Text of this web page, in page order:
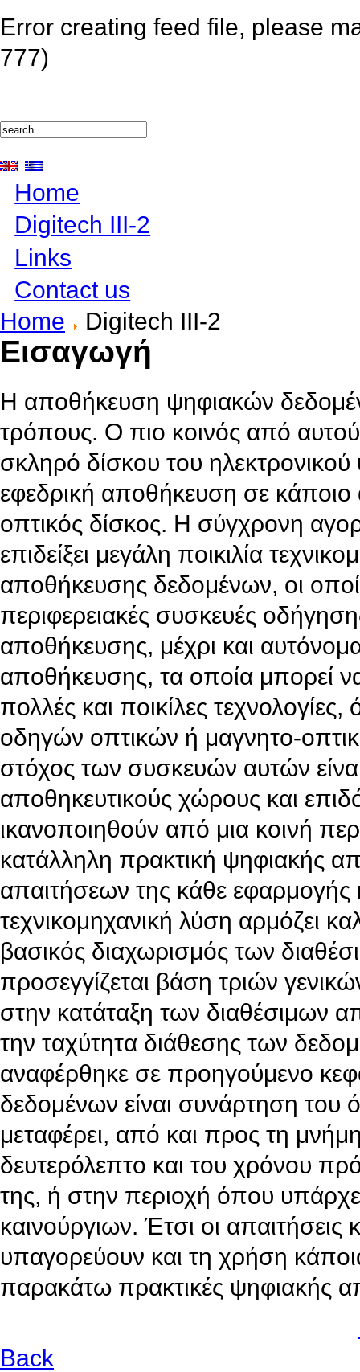
Error creating feed file, please
777)
Home
Digitech III-2
Links
Contact us
Home
Digitech III-2
Εισαγωγή
Η αποθήκευση ψηφιακών
τρόπους. Ο πιο κοινός από
σκληρό δίσκου του ηλεκτρονικού
εφεδρική αποθήκευση σε
οπτικός δίσκος. Η σύγχρονη
επιδείξει μεγάλη ποικιλία
αποθήκευσης δεδομένων, οι
περιφερειακές συσκευές
αποθήκευσης, μέχρι και
αποθήκευσης, τα οποία μπορεί
πολλές και ποικίλες
οδηγών οπτικών ή μαγνητο-
στόχος των συσκευών αυτών
αποθηκευτικούς χώρους και
ικανοποιηθούν από μια κοινή
κατάλληλη πρακτική ψηφιακής
απαιτήσεων της κάθε εφαρμογής
τεχνικομηχανική λύση αρμόζει
βασικός διαχωρισμός των
προσεγγίζεται βάση τριών
στην κατάταξη των διαθέσιμων
την ταχύτητα διάθεσης των
αναφέρθηκε σε προηγούμενο
δεδομένων είναι συνάρτηση
μεταφέρει, από και προς τη
δευτερόλεπτο και του χρόνου
της, ή στην περιοχή όπου
καινούργιων. Έτσι οι απαιτήσεις
υπαγορεύουν και τη χρήση
παρακάτω πρακτικές ψηφιακής
Back